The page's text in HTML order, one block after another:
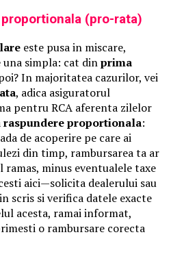
(pro-rata)
este pusa in miscare,
simpla: cat dinprima
In majoritatea cazurilor, vei
, adica asiguratorul
pentru RCA aferenta zilelor
raspundere proportionala:
de acoperire pe care ai
din timp, rambursarea ta ar
minus eventualele taxe
aici—solicita dealerului sau
scris si verifica datele exacte
acesta, ramai informat,
o rambursare corecta